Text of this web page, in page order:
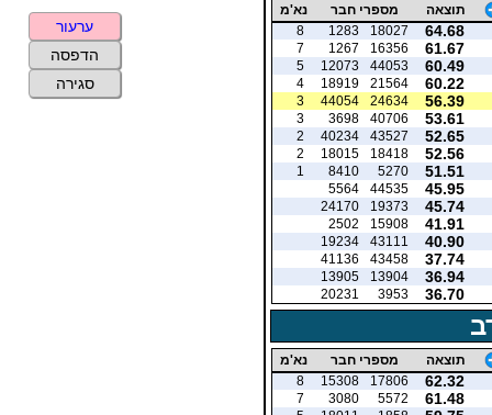
תוצאה מספרי חבר נא'מ
64.68
18027
1283
8
61.67
16356
1267
7
60.49
44053
12073
5
60.22
21564
18919
4
56.39
24634
44054
3
53.61
40706
3698
3
52.65
43527
40234
2
52.56
18418
18015
2
51.51
5270
8410
1
45.95
44535
5564
45.74
19373
24170
41.91
15908
2502
40.90
43111
19234
37.74
43458
41136
36.94
13904
13905
36.70
3953
20231
תוצאה מספרי חבר נא'מ
62.32
17806
15308
8
61.48
5572
3080
7
ערעור
הדפסה
סגירה